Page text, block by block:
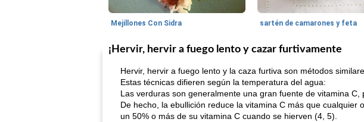
Mejillones Con Sidra sartén de camarones y feta
¡Hervir, hervir a fuego lento y cazar furtivamente
Hervir, hervir a fuego lento y la caza furtiva son métodos
Estas técnicas difieren según la temperatura del agua:
Las verduras son generalmente una gran fuente de vitamina
De hecho, la ebullición reduce la vitamina C más que
un 50% o más de su vitamina C cuando se hierven (4, 5).